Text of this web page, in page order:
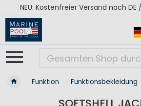
NEU: Kostenfreier Versand nach DE
Funktion Funktionsbekleidung